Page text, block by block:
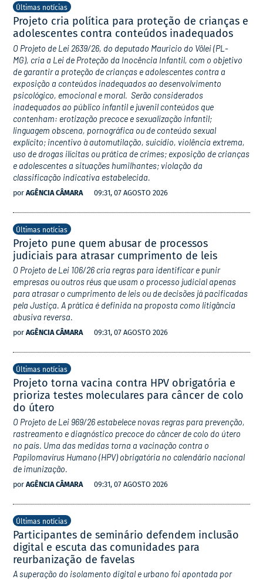
Últimas notícias
Projeto cria política para proteção de crianças e
adolescentes contra conteúdos inadequados
O Projeto de Lei 2639/26, do deputado Mauricio do Vôlei (PL-
MG), cria a Lei de Proteção da Inocência Infantil, com o objetivo
de garantir a proteção de crianças e adolescentes contra a
exposição a conteúdos inadequados ao desenvolvimento
psicológico, emocional e moral. Serão considerados
inadequados ao público infantil e juvenil conteúdos que
contenham: erotização precoce e sexualização infantil;
linguagem obscena, pornográfica ou de conteúdo sexual
explícito; incentivo à automutilação, suicídio, violência extrema,
uso de drogas ilícitas ou prática de crimes; exposição de crianças
e adolescentes a situações humilhantes; violação da
classificação indicativa estabelecida.
por AGÊNCIA CÂMARA 09:31, 07 AGOSTO 2026
Últimas notícias
Projeto pune quem abusar de processos
judiciais para atrasar cumprimento de leis
O Projeto de Lei 106/26 cria regras para identificar e punir
empresas ou outros réus que usam o processo judicial apenas
para atrasar o cumprimento de leis ou de decisões já pacificadas
pela Justiça. A prática é definida na proposta como litigância
abusiva reversa.
por AGÊNCIA CÂMARA 09:31, 07 AGOSTO 2026
Últimas notícias
Projeto torna vacina contra HPV obrigatória e
prioriza testes moleculares para câncer de colo
do útero
O Projeto de Lei 969/26 estabelece novas regras para prevenção,
rastreamento e diagnóstico precoce do câncer de colo do útero
no país. Uma das medidas torna a vacinação contra o
Papilomavírus Humano (HPV) obrigatória no calendário nacional
de imunização.
por AGÊNCIA CÂMARA 09:31, 07 AGOSTO 2026
Últimas notícias
Participantes de seminário defendem inclusão
digital e escuta das comunidades para
reurbanização de favelas
A superação do isolamento digital e urbano foi apontada por